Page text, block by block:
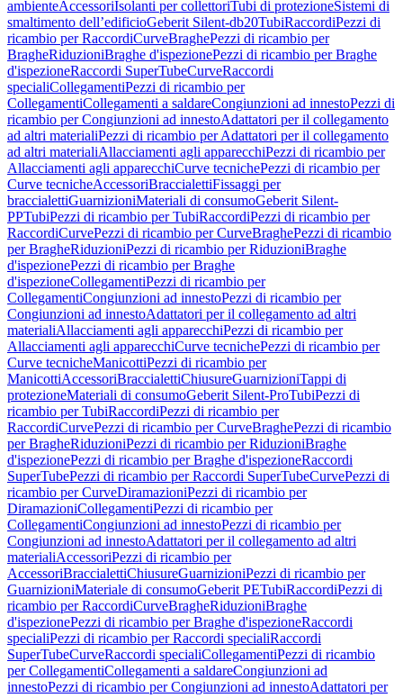
ambienteAccessoriIsolanti per collettoriTubi di protezioneSistemi di
smaltimento dell’edificioGeberit Silent-db20TubiRaccordiPezzi di
ricambio per RaccordiCurveBraghePezzi di ricambio per
BragheRiduzioniBraghe d'ispezionePezzi di ricambio per Braghe
d'ispezioneRaccordi SuperTubeCurveRaccordi
specialiCollegamentiPezzi di ricambio per
CollegamentiCollegamenti a saldareCongiunzioni ad innestoPezzi di
ricambio per Congiunzioni ad innestoAdattatori per il collegamento
ad altri materialiPezzi di ricambio per Adattatori per il collegamento
ad altri materialiAllacciamenti agli apparecchiPezzi di ricambio per
Allacciamenti agli apparecchiCurve tecnichePezzi di ricambio per
Curve tecnicheAccessoriBraccialettiFissaggi per
braccialettiGuarnizioniMateriali di consumoGeberit Silent-
PPTubiPezzi di ricambio per TubiRaccordiPezzi di ricambio per
RaccordiCurvePezzi di ricambio per CurveBraghePezzi di ricambio
per BragheRiduzioniPezzi di ricambio per RiduzioniBraghe
d'ispezionePezzi di ricambio per Braghe
d'ispezioneCollegamentiPezzi di ricambio per
CollegamentiCongiunzioni ad innestoPezzi di ricambio per
Congiunzioni ad innestoAdattatori per il collegamento ad altri
materialiAllacciamenti agli apparecchiPezzi di ricambio per
Allacciamenti agli apparecchiCurve tecnichePezzi di ricambio per
Curve tecnicheManicottiPezzi di ricambio per
ManicottiAccessoriBraccialettiChiusureGuarnizioniTappi di
protezioneMateriali di consumoGeberit Silent-ProTubiPezzi di
ricambio per TubiRaccordiPezzi di ricambio per
RaccordiCurvePezzi di ricambio per CurveBraghePezzi di ricambio
per BragheRiduzioniPezzi di ricambio per RiduzioniBraghe
d'ispezionePezzi di ricambio per Braghe d'ispezioneRaccordi
SuperTubePezzi di ricambio per Raccordi SuperTubeCurvePezzi di
ricambio per CurveDiramazioniPezzi di ricambio per
DiramazioniCollegamentiPezzi di ricambio per
CollegamentiCongiunzioni ad innestoPezzi di ricambio per
Congiunzioni ad innestoAdattatori per il collegamento ad altri
materialiAccessoriPezzi di ricambio per
AccessoriBraccialettiChiusureGuarnizioniPezzi di ricambio per
GuarnizioniMateriale di consumoGeberit PETubiRaccordiPezzi di
ricambio per RaccordiCurveBragheRiduzioniBraghe
d'ispezionePezzi di ricambio per Braghe d'ispezioneRaccordi
specialiPezzi di ricambio per Raccordi specialiRaccordi
SuperTubeCurveRaccordi specialiCollegamentiPezzi di ricambio
per CollegamentiCollegamenti a saldareCongiunzioni ad
innestoPezzi di ricambio per Congiunzioni ad innestoAdattatori per